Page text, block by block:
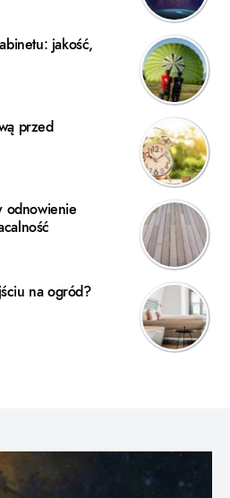
jakość,
przed
odnowienie
na ogród?